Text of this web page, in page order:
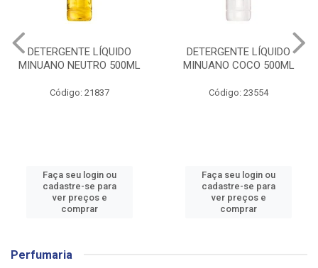
DETERGENTE LÍQUIDO
MINUANO NEUTRO 500ML
Código: 21837
Faça seu login ou
cadastre-se para
ver preços e
comprar
DETERGENTE LÍQUIDO
MINUANO COCO 500ML
Código: 23554
Faça seu login ou
cadastre-se para
ver preços e
comprar
Perfumaria